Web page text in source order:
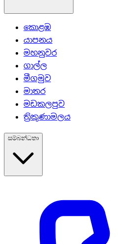
කොළඹ
යාපනය
මහනුවර
ගාල්ල
මීගමුව
මාතර
මඩකලපුව
ත්‍රිකුණාමලය
සම්බන්ධතා